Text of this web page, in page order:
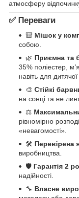
атмосферу
✅ Переваги
🎒 Мішок у
собою.
🌿 Приємна та
35% поліестер,
навіть для
🎨 Стійкі
на сонці та не
⚖
рівномірно
«невагомості».
🛠 Перевірена
виробництва.
🛡 Гарантія 2
надійності.
🔧 Власне